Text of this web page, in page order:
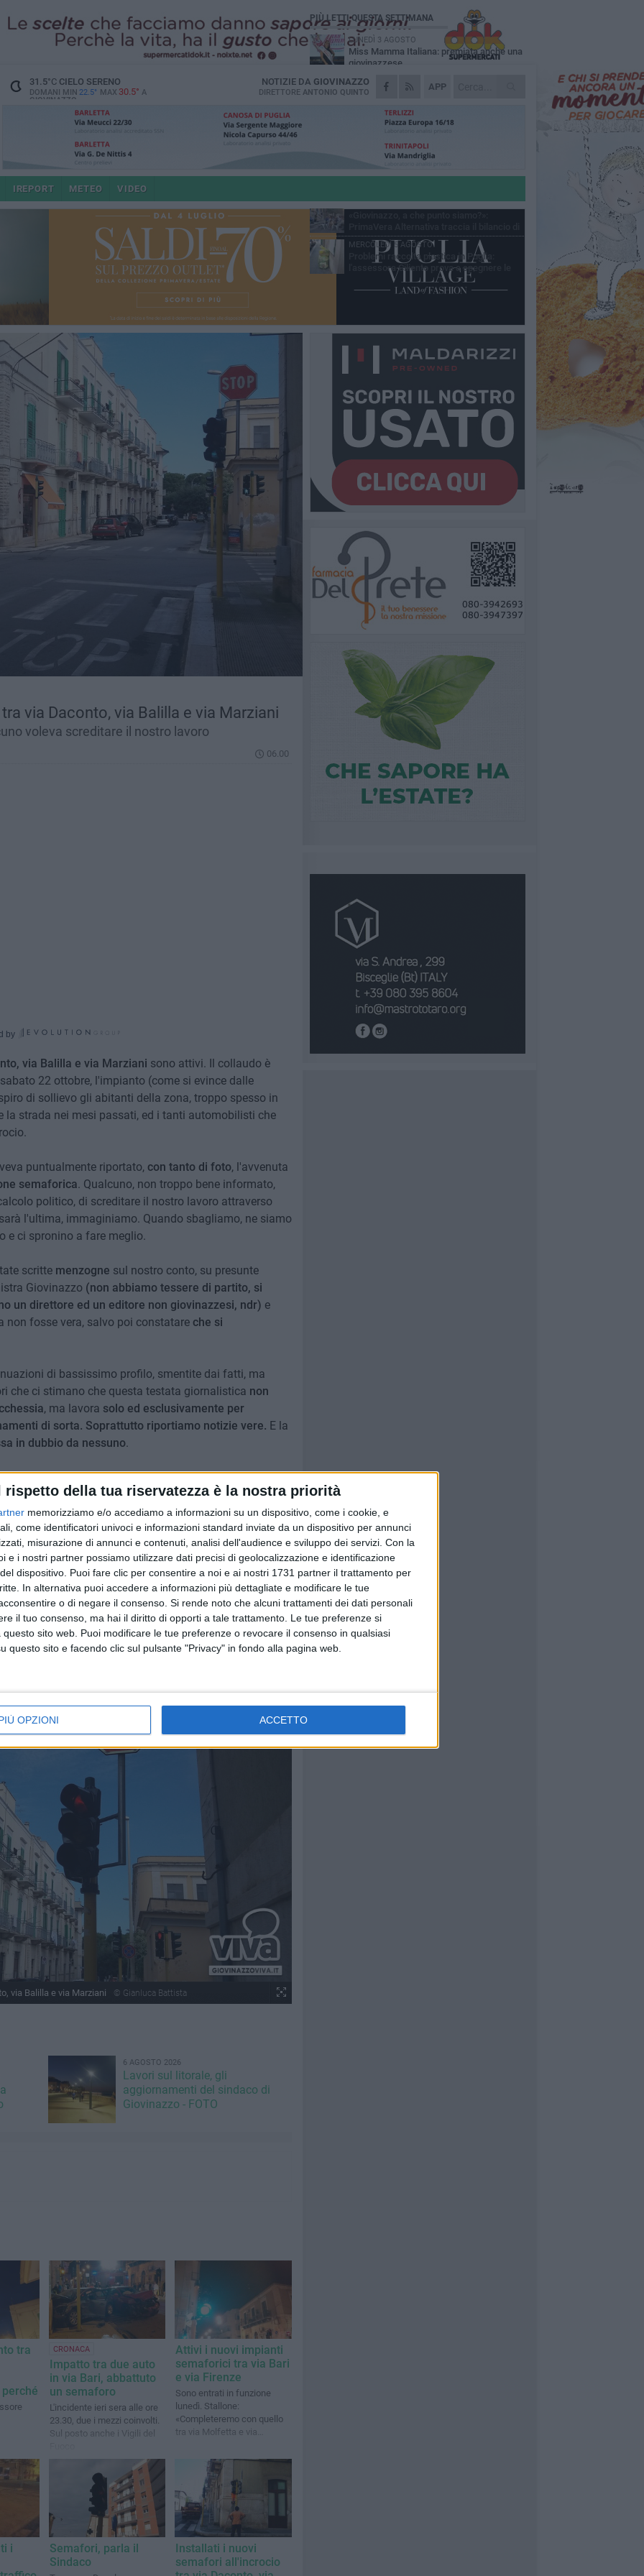
rispetto della tua riservatezza è la nostra priorità
memorizziamo e/o accediamo a informazioni su un dispositivo, come i cookie, e
come identificatori univoci e informazioni standard inviate da un dispositivo per annunci
misurazione di annunci e contenuti, analisi dell'audience e sviluppo dei servizi. Con la
e i nostri partner possiamo utilizzare dati precisi di geolocalizzazione e identificazione
dispositivo. Puoi fare clic per consentire a noi e ai nostri 1731 partner il trattamento per
In alternativa puoi accedere a informazioni più dettagliate e modificare le tue
o di negare il consenso. Si rende noto che alcuni trattamenti dei dati personali
il tuo consenso, ma hai il diritto di opporti a tale trattamento. Le tue preferenze si
sito web. Puoi modificare le tue preferenze o revocare il consenso in qualsiasi
questo sito e facendo clic sul pulsante "Privacy" in fondo alla pagina web.
OPZIONI ACCETTO
31.5°CCIELO SERENO
DOMANI MIN 22.5° MAX 30.5° A
GIOVINAZZO
APP
NOTIZIE DA GIOVINAZZO
DIRETTORE ANTONIO QUINTO
IREPORT METEO VIDEO
via Daconto, via Balilla e via Marziani
voleva screditare il nostro lavoro
06.00
by
via Balilla e via Marziani sono attivi. Il collaudo è
22 ottobre, l'impianto (come si evince dalle
di sollievo gli abitanti della zona, troppo spesso in
la strada nei mesi passati, ed i tanti automobilisti che
puntualmente riportato, con tanto di foto, l'avvenuta
semaforica. Qualcuno, non troppo bene informato,
politico, di screditare il nostro lavoro attraverso
l'ultima, immaginiamo. Quando sbagliamo, ne siamo
e ci spronino a fare meglio.
scritte menzogne sul nostro conto, su presunte
Giovinazzo (non abbiamo tessere di partito, si
un direttore ed un editore non giovinazzesi, ndr) e
fosse vera, salvo poi constatare che si
di bassissimo profilo, smentite dai fatti, ma
che ci stimano che questa testata giornalistica non
, ma lavora solo ed esclusivamente per
di sorta. Soprattutto riportiamo notizie vere. E la
in dubbio da nessuno.
civiche e movimenti, amministratori ed oppositori
chi confonde la rete come un campo libero da
anche la stampa locale, pure su fatti che
e non possono essere usati per la bagarre
e soprattutto per i cittadini. Noi speriamo che
non
come accaduto nel recente passato, poiché
quell'incrocio diventa molto pericoloso e non
via Balilla e via Marziani © Gianluca Battista
6 AGOSTO 2026
Lavori sul litorale, gli
aggiornamenti del sindaco di
Giovinazzo - FOTO
tra
CRONACA
Impatto tra due auto
in via Bari, abbattuto
un semaforo
L'incidente ieri sera alle ore
23.30, due i mezzi coinvolti.
Sul posto anche i Vigili del
Attivi i nuovi impianti
semaforici tra via Bari
e via Firenze
Sono entrati in funzione
lunedì. Stallone:
«Completeremo con quello
tra via Molfetta e via
due anni fa»
i
Semafori, parla il
Sindaco
Installati i nuovi
semafori all'incrocio
PIÙ LETTI QUESTA SETTIMANA
LUNEDÌ 3 AGOSTO
Miss Mamma Italiana: premiata anche una
giovinazzese
MARTEDÌ 4 AGOSTO
Liquidi oleosi sul litorale di Giovinazzo,
VENERDÌ 31 LUGLIO
mito di Mina, la comicità di Uccio De Santis
e il ritmo del Salento
"Officina Handmade", a Giovinazzo apre la
LUNEDÌ 3 AGOSTO
4 anni di Sollecito
MERCOLEDÌ 5 AGOSTO
Problemi raccolta plastica in Puglia:
l'assessora Ciliento prova a spegnere le